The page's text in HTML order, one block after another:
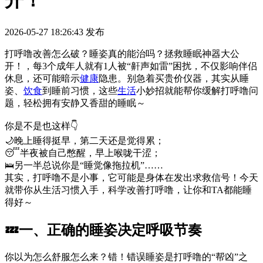
2026-05-27 18:26:43 发布
打呼噜改善怎么破？睡姿真的能治吗？拯救睡眠神器大公
开！，每3个成年人就有1人被“鼾声如雷”困扰，不仅影响伴侣
休息，还可能暗示健康隐患。别急着买贵价仪器，其实从睡
姿、 饮食到睡前习惯，这些生活小妙招就能帮你缓解打呼噜问
题，轻松拥有安静又香甜的睡眠～
你是不是也这样👇
🌙晚上睡得挺早，第二天还是觉得累；
😴半夜被自己憋醒，早上喉咙干涩；
🛌另一半总说你是“睡觉像拖拉机”……
其实，打呼噜不是小事，它可能是身体在发出求救信号！今天
就带你从生活习惯入手，科学改善打呼噜，让你和TA都能睡
得好～
💤一、正确的睡姿决定呼吸节奏
你以为怎么舒服怎么来？错！错误睡姿是打呼噜的“帮凶”之